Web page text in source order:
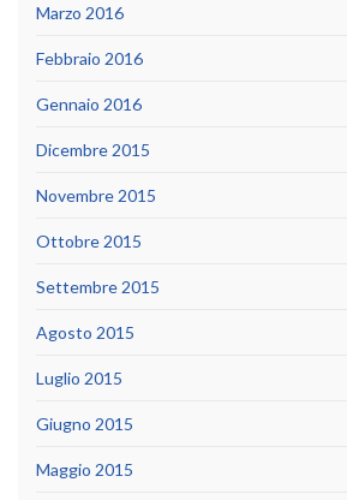
Marzo 2016
Febbraio 2016
Gennaio 2016
Dicembre 2015
Novembre 2015
Ottobre 2015
Settembre 2015
Agosto 2015
Luglio 2015
Giugno 2015
Maggio 2015